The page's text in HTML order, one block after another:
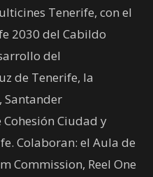
Tenerife, con el
2030 del Cabildo
del
de Tenerife, la
Santander
Ciudad y
Colaboran: el Aula de
Commission, Reel One